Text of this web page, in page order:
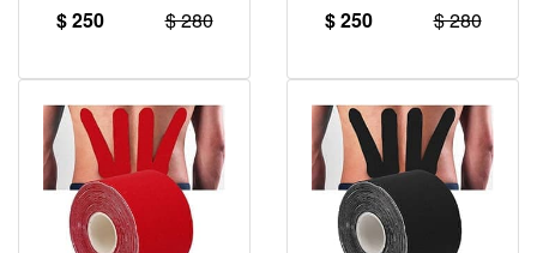
$ 250 $ 280 $ 250 $ 280